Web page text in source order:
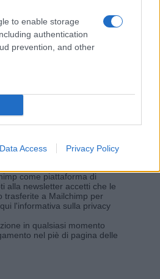
to enable storage
authentication
prevention, and other
Data Access Privacy Policy
aggiornato?
come piattaforma di
alla newsletter accetti che le
trasferite a Mailchimp per
l'informativa sulla privacy
in qualsiasi momento
nel piè di pagina delle